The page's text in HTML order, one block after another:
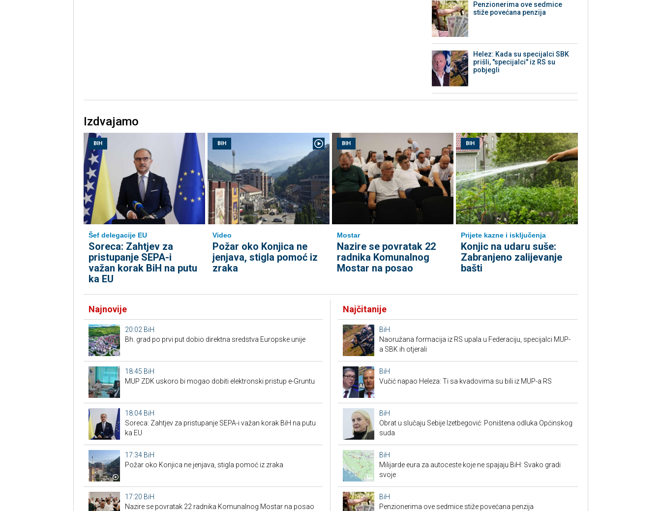
Penzionerima ove sedmice
stiže povećana penzija
Helez: Kada su specijalci SBK
prišli, "specijalci" iz RS su
pobjegli
Izdvajamo
BIH
Šef delegacije EU
Soreca: Zahtjev za
pristupanje SEPA-i
važan korak BiH na putu
ka EU
BIH
Video
Požar oko Konjica ne
jenjava, stigla pomoć iz
zraka
BIH
Mostar
Nazire se povratak 22
radnika Komunalnog
Mostar na posao
BIH
Prijete kazne i isključenja
Konjic na udaru suše:
Zabranjeno zalijevanje
bašti
Najnovije
20:02 BiH
Bh. grad po prvi put dobio direktna sredstva Europske unije
18:45 BiH
MUP ZDK uskoro bi mogao dobiti elektronski pristup e-Gruntu
18:04 BiH
Soreca: Zahtjev za pristupanje SEPA-i važan korak BiH na putu
ka EU
17:34 BiH
Požar oko Konjica ne jenjava, stigla pomoć iz zraka
17:20 BiH
Nazire se povratak 22 radnika Komunalnog Mostar na posao
Najčitanije
BiH
Naoružana formacija iz RS upala u Federaciju, specijalci MUP-
a SBK ih otjerali
BiH
Vučić napao Heleza: Ti sa kvadovima su bili iz MUP-a RS
BiH
Obrat u slučaju Sebije Izetbegović: Poništena odluka Općinskog
suda
BiH
Milijarde eura za autoceste koje ne spajaju BiH: Svako gradi
svoje
BiH
Penzionerima ove sedmice stiže povećana penzija